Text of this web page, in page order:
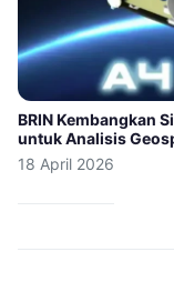
BRIN Kembangkan
untuk Analisis
18 April 2026